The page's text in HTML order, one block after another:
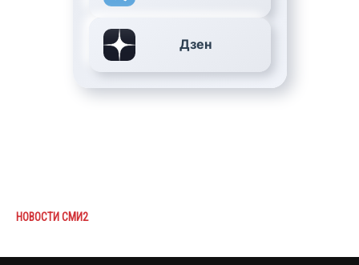
Дзен
НОВОСТИ СМИ2